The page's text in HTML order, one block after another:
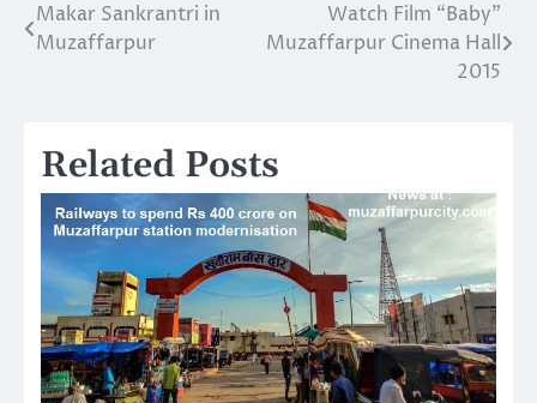
Post
navigation
Makar Sankrantri in
Muzaffarpur
Watch Film “Baby”
Muzaffarpur Cinema Hall
2015
Related Posts